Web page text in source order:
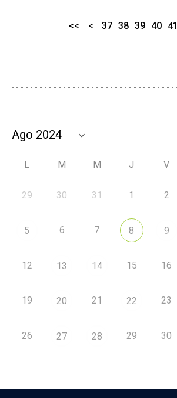
<< < 37 38 39 40 41
L M M J V
29 30 31 1 2
5 6 7 8 9
12 13 14 15 16
19 20 21 22 23
26 27 28 29 30